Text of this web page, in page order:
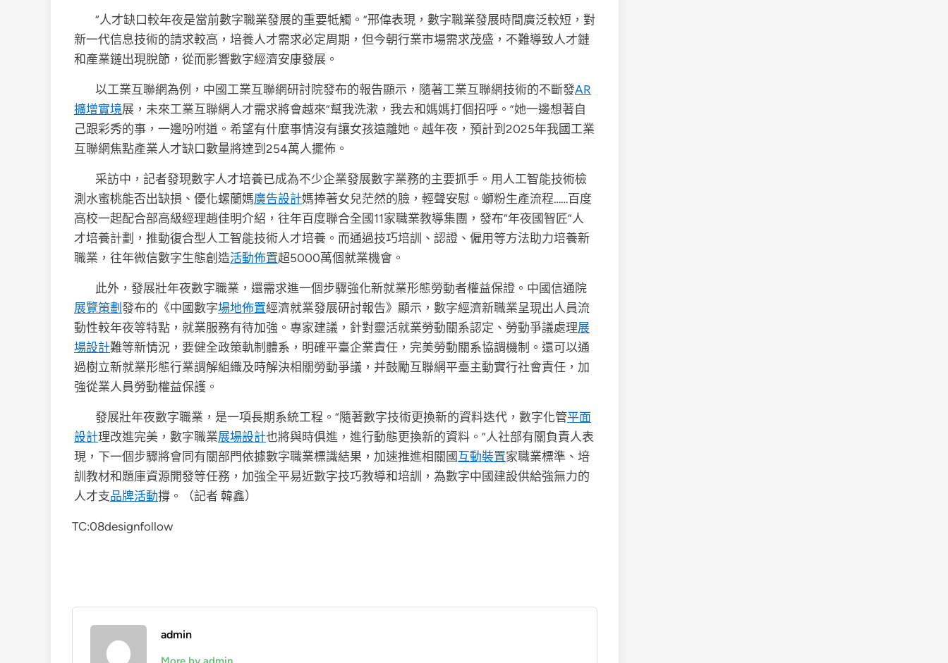
“人才缺口較年夜是當前數字職業發展的重要牴觸。”邢偉表現，數字職業發展時間廣泛較短，對
新一代信息技術的請求較高，培養人才需求必定周期，但今朝行業市場需求茂盛，不難導致人才鏈
和產業鏈出現脫節，從而影響數字經濟安康發展。
以工業互聯網為例，中國工業互聯網研討院發布的報告顯示，隨著工業互聯網技術的不斷發AR
擴增實境展，未來工業互聯網人才需求將會越來“幫我洗漱，我去和媽媽打個招呼。”她一邊想著自
己跟彩秀的事，一邊吩咐道。希望有什麼事情沒有讓女孩遠離她。越年夜，預計到2025年我國工業
互聯網焦點產業人才缺口數量將達到254萬人擺佈。
采訪中，記者發現數字人才培養已成為不少企業發展數字業務的主要抓手。用人工智能技術檢
測水蜜桃能否出缺損、優化螺蘭媽廣告設計媽捧著女兒茫然的臉，輕聲安慰。螄粉生產流程……百度
高校一起配合部高級經理趙佳明介紹，往年百度聯合全國11家職業教導集團，發布“年夜國智匠”人
才培養計劃，推動復合型人工智能技術人才培養。而通過技巧培訓、認證、僱用等方法助力培養新
職業，往年微信數字生態創造活動佈置超5000萬個就業機會。
此外，發展壯年夜數字職業，還需求進一個步驟強化新就業形態勞動者權益保證。中國信通院
展覽策劃 發布的《中國數字場地佈置經濟就業發展研討報告》顯示，數字經濟新職業呈現出人員流
動性較年夜等特點，就業服務有待加強。專家建議，針對靈活就業勞動關系認定、勞動爭議處理展
場設計難等新情況，要健全政策軌制體系，明確平臺企業責任，完美勞動關系協調機制。還可以通
過樹立新就業形態行業調解組織及時解決相關勞動爭議，并鼓勵互聯網平臺主動實行社會責任，加
強從業人員勞動權益保護。
發展壯年夜數字職業，是一項長期系統工程。“隨著數字技術更換新的資料迭代，數字化管平面
設計理改進完美，數字職業展場設計也將與時俱進，進行動態更換新的資料。”人社部有關負責人表
現，下一個步驟將會同有關部門依據數字職業標識結果，加速推進相關國 互動裝置家職業標準、培
訓教材和題庫資源開發等任務，加強全平易近數字技巧教導和培訓，為數字中國建設供給強無力的
人才支品牌活動撐。（記者 韓鑫）
TC:08designfollow
admin